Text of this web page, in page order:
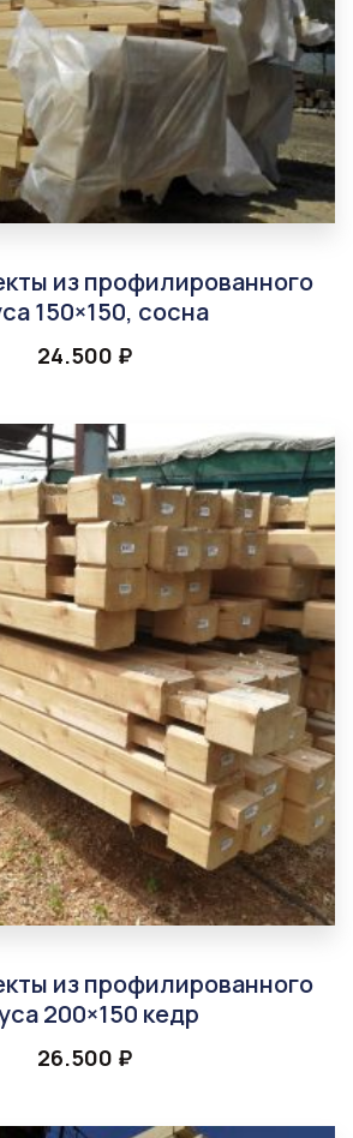
из профилированного
150×150, сосна
24.500 ₽
из профилированного
200×150 кедр
26.500 ₽